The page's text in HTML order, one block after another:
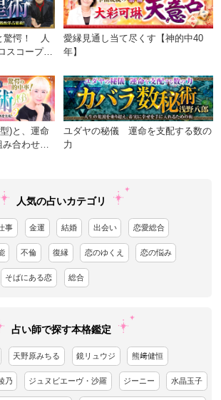
驚愕！ 人
スコープか
愛縁見通し当て尽くす【神的中40
年】
)と、運命
合わせ、
ユダヤの秘儀 運命を支配する数の
力
人気の占いカテゴリ
事 金運 結婚 出会い 恋愛総合
不倫 復縁 恋のゆくえ 恋の悩み
そばにある恋 総合
占い師で探す本格鑑定
天野原みちる 鏡リュウジ 熊﨑健恒
乃 ジュヌビエーヴ・沙羅 ジーニー 水晶玉子